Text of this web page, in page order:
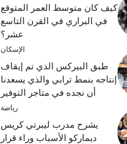
كيف كان متوسط ​​العمر المتوقع
في البراري في القرن التاسع
عشر؟
الإسكان
طبق البيركس الذي تم إيقاف
إنتاجه بنمط ترابي والذي يسعدنا
أن نجده في متاجر التوفير
رياضة
يشرح مدرب ليبرتي كريس
ديماركو الأسباب وراء قرار